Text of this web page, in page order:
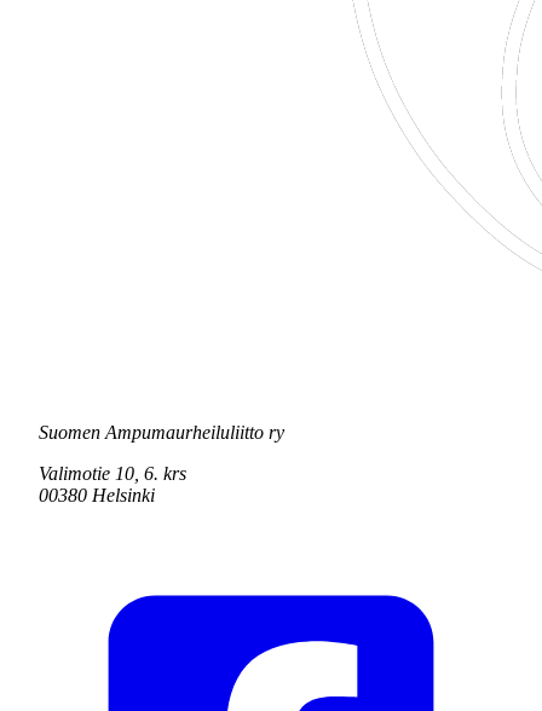
Suomen Ampumaurheiluliitto ry
Valimotie 10, 6. krs
00380 Helsinki